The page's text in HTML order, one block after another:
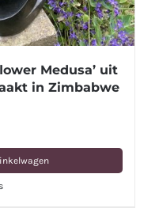
Medusa’ uit
in Zimbabwe